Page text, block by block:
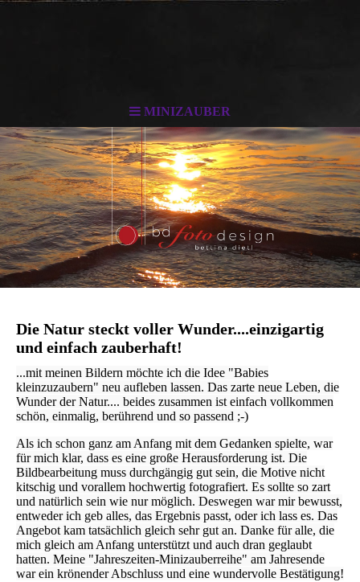
MINIZAUBER
. . .
Die Natur steckt voller Wunder....einzigartig
und einfach zauberhaft!
...mit meinen Bildern möchte ich die Idee "Babies
kleinzuzaubern" neu aufleben lassen. Das zarte neue Leben, die
Wunder der Natur.... beides zusammen ist einfach vollkommen
schön, einmalig, berührend und so passend ;-)
Als ich schon ganz am Anfang mit dem Gedanken spielte, war
für mich klar, dass es eine große Herausforderung ist. Die
Bildbearbeitung muss durchgängig gut sein, die Motive nicht
kitschig und vorallem hochwertig fotografiert. Es sollte so zart
und natürlich sein wie nur möglich. Deswegen war mir bewusst,
entweder ich geb alles, das Ergebnis passt, oder ich lass es. Das
Angebot kam tatsächlich gleich sehr gut an. Danke für alle, die
mich gleich am Anfang unterstützt und auch dran geglaubt
hatten. Meine "Jahreszeiten-Minizauberreihe" am Jahresende
war ein krönender Abschluss und eine wundervolle Bestätigung!